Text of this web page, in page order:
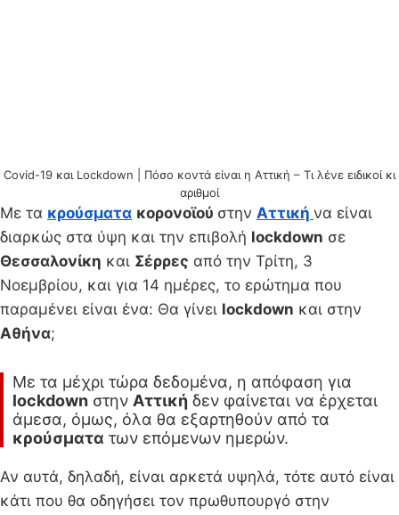
Covid-19 και Lockdown | Πόσο κοντά είναι η Αττική – Τι λένε ειδικοί κι
αριθμοί
Με τα κρούσματα κορονοϊού στην Αττική να είναι
διαρκώς στα ύψη και την επιβολή lockdown σε
Θεσσαλονίκη και Σέρρες από την Τρίτη, 3
Νοεμβρίου, και για 14 ημέρες, το ερώτημα που
παραμένει είναι ένα: Θα γίνει lockdown και στην
Αθήνα;
Με τα μέχρι τώρα δεδομένα, η απόφαση για
lockdown στην Αττική δεν φαίνεται να έρχεται
άμεσα, όμως, όλα θα εξαρτηθούν από τα
κρούσματα των επόμενων ημερών.
Αν αυτά, δηλαδή, είναι αρκετά υψηλά, τότε αυτό είναι
κάτι που θα οδηγήσει τον πρωθυπουργό στην